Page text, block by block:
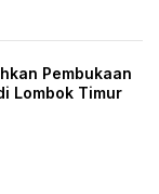
Pembukaan
Lombok Timur